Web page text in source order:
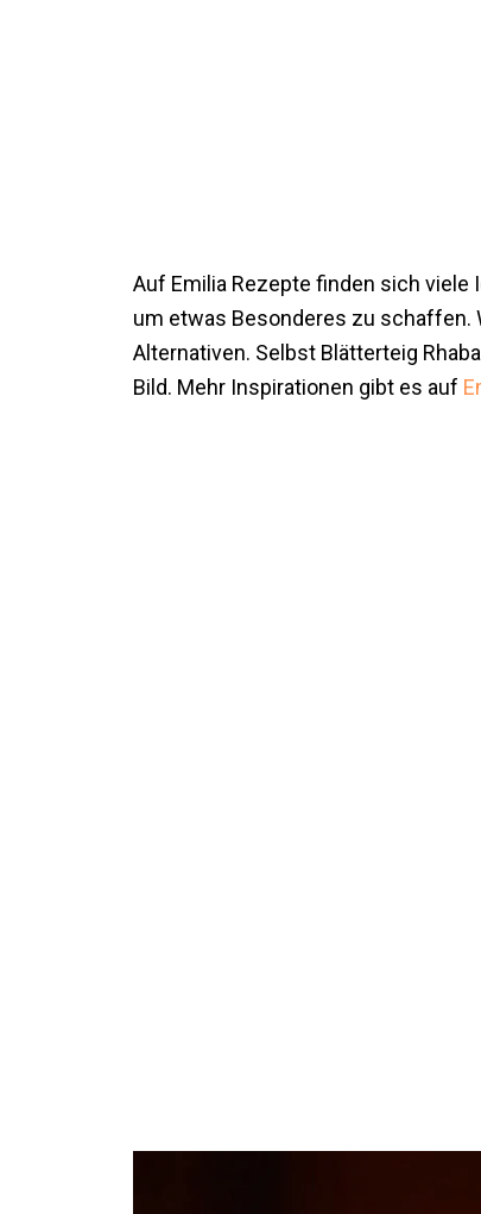
Auf Emilia Rezepte finden sich viele
um etwas Besonderes zu schaffen.
Alternativen. Selbst Blätterteig
Bild. Mehr Inspirationen gibt es auf